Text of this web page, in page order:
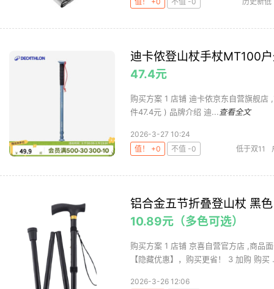
迪卡侬登山杖手杖MT100
47.4元
购买方案 1 店铺 迪卡侬京东自营旗舰
件47.4元 ) 品牌介绍 迪... 查看全文
2026-3-27 10:24
值！ +0
不值 -0 低于双11
铝合金五节折叠登山杖 黑
10.89元（多色可选）
购买方案 1 店铺 京喜自营官方店 ,商品
【隐藏优惠】，购买更省！ 3 加购 购买
2026-3-26 12:06